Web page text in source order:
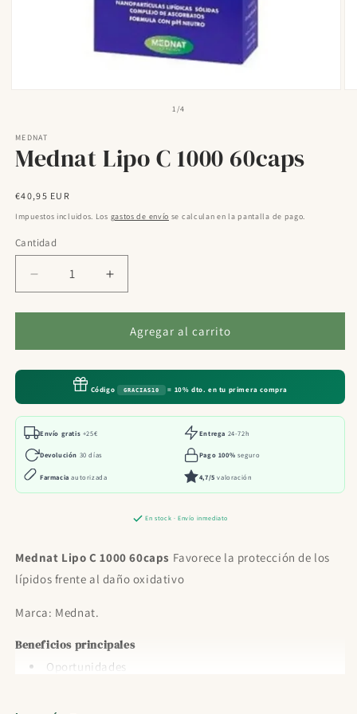
en
una
ventana
1/de
4
MEDNAT
Mednat Lipo C 1000 60caps
Precio
habitual
€40,95 EUR
Impuestos incluidos. Los gastos de envío se calculan en la pantalla de pago.
Cantidad
Reducir
cantidad
para
Lipo
Aumentar
cantidad
para
Mednat
Lipo
1000
60caps
Agregar al carrito
Código GRACIAS10 = 10% dto. en tu primera compra
Envío gratis +25€ Entrega 24-72h
Devolución 30 días Pago 100% seguro
Farmacia autorizada 4,7/5 valoración
En stock · Envío inmediato
Mednat Lipo C 1000 60caps Favorece la protección de los
lípidos frente al daño oxidativo
Marca: Mednat.
Beneficios principales
Oportunidades